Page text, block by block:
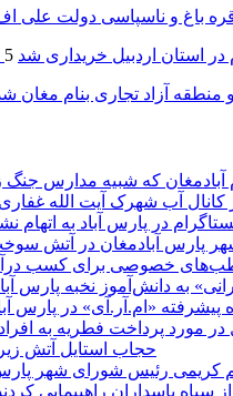
باغ و ناسپاسی دولت علی
در استان اردبیل خریداری شد
آزاد تجاری بنام مغان
آب شهرک آیت الله
در پارس آباد به اتهام
پارس آبادمغان در آتش
مطب‌های خصوصی برای کسب
به دانش‌آموز نخبه پارس
پیشرفته «ام.آر.آی» در پارس
در مورد پرداخت فطریه به
حجاب استایل آتش
کریمی رئیس شورای شهر
پاسداران راهپیمایی